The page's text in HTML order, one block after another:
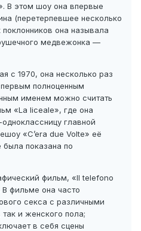
В этом шоу она впервые
(перетерпевшее несколько
она называла
медвежонка —
с 1970, она несколько раз
полноценным
именем можно считать
«La liceale», где она
главной
«C’era due Volte» её
была показана по
фильм, «Il telefono
фильме она часто
секса с различными
и женского пола;
в себя сцены